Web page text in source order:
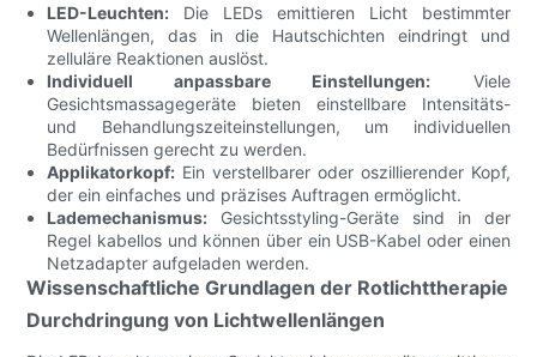
LED-Leuchten: Die LEDs emittieren Licht bestimmter
Wellenlängen, das in die Hautschichten eindringt und
zelluläre Reaktionen auslöst.
Individuell anpassbare Einstellungen: Viele
Gesichtsmassagegeräte bieten einstellbare Intensitäts-
und Behandlungszeiteinstellungen, um individuellen
Bedürfnissen gerecht zu werden.
Applikatorkopf: Ein verstellbarer oder oszillierender Kopf,
der ein einfaches und präzises Auftragen ermöglicht.
Lademechanismus: Gesichtsstyling-Geräte sind in der
Regel kabellos und können über ein USB-Kabel oder einen
Netzadapter aufgeladen werden.
Wissenschaftliche Grundlagen der Rotlichttherapie
Durchdringung von Lichtwellenlängen